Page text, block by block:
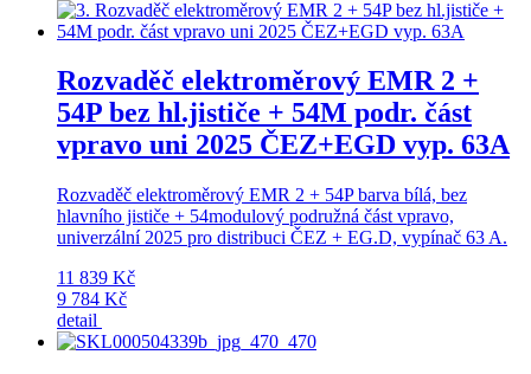
Rozvaděč elektroměrový EMR 2 +
54P bez hl.jističe + 54M podr. část
vpravo uni 2025 ČEZ+EGD vyp. 63A
Rozvaděč elektroměrový EMR 2 + 54P barva bílá, bez
hlavního jističe + 54modulový podružná část vpravo,
univerzální 2025 pro distribuci ČEZ + EG.D, vypínač 63 A.
11 839 Kč
9 784 Kč
detail